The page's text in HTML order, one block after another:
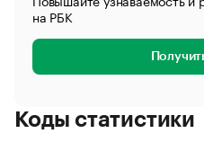
на РБК
Коды статистики